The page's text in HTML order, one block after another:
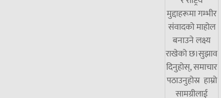
मुद्दाहरूमा गम्भीर
संवादको माहोल
बनाउने लक्ष्य
राखेको छ।सुझाव
दिनुहोस्, समाचार
पठाउनुहोस्र हाम्रो
सामग्रीलाई